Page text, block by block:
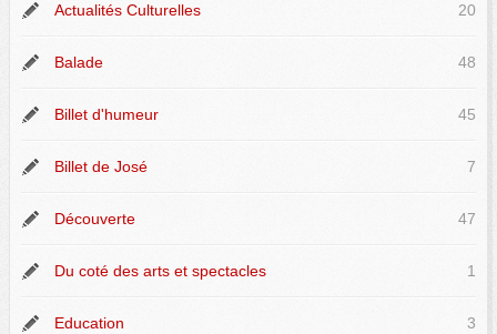
Actualités Culturelles 20
Balade 48
Billet d'humeur 45
Billet de José 7
Découverte 47
Du coté des arts et spectacles 1
Education 3